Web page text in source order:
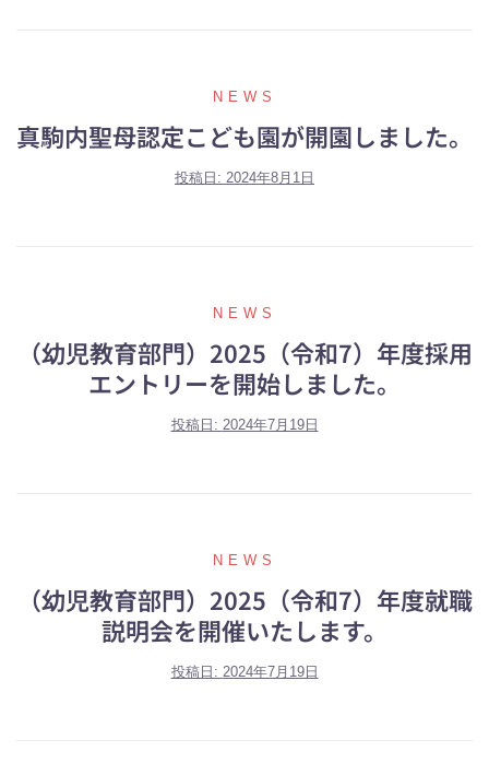
NEWS
真駒内聖母認定こども園が開園しました。
投稿日: 2024年8月1日
NEWS
（幼児教育部門）2025（令和7）年度採用
エントリーを開始しました。
投稿日: 2024年7月19日
NEWS
（幼児教育部門）2025（令和7）年度就職
説明会を開催いたします。
投稿日: 2024年7月19日